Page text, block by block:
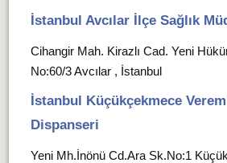
İstanbul Avcılar İlçe Sağlık
Cihangir Mah. Kirazlı Cad. Yeni
No:60/3 Avcılar , İstanbul
İstanbul Küçükçekmece
Dispanseri
Yeni Mh.İnönü Cd.Ara Sk.No:1